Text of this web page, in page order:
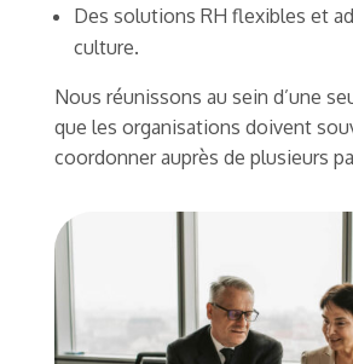
Des solutions RH flexibles et
culture.
Nous réunissons au sein d’une
que les organisations doivent
coordonner auprès de plusieurs